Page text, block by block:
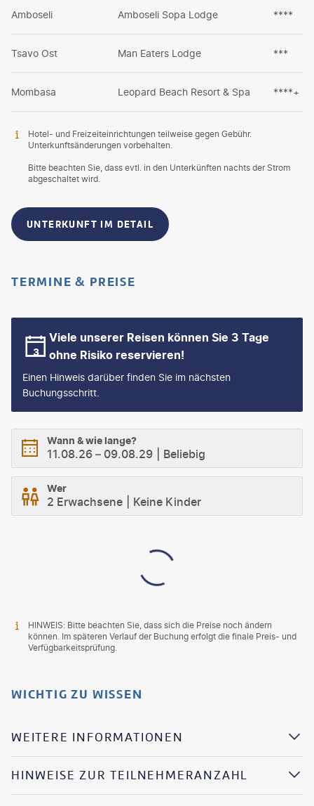
Amboseli Amboseli Sopa Lodge ****
Tsavo Ost Man Eaters Lodge ***
Mombasa Leopard Beach Resort & Spa ****+
Hotel- und Freizeiteinrichtungen teilweise gegen Gebühr.
Unterkunftsänderungen vorbehalten.
Bitte beachten Sie, dass evtl. in den Unterkünften nachts der Strom
abgeschaltet wird.
UNTERKUNFT IM DETAIL
TERMINE & PREISE
Viele unserer Reisen können Sie 3 Tage
ohne Risiko reservieren!
Einen Hinweis darüber finden Sie im nächsten
Buchungsschritt.
Wann & wie lange?
11.08.26 – 09.08.29 Beliebig
Wer
2 Erwachsene Keine Kinder
HINWEIS: Bitte beachten Sie, dass sich die Preise noch ändern
können. Im späteren Verlauf der Buchung erfolgt die finale Preis- und
Verfügbarkeitsprüfung.
WICHTIG ZU WISSEN
WEITERE INFORMATIONEN
HINWEISE ZUR TEILNEHMERANZAHL